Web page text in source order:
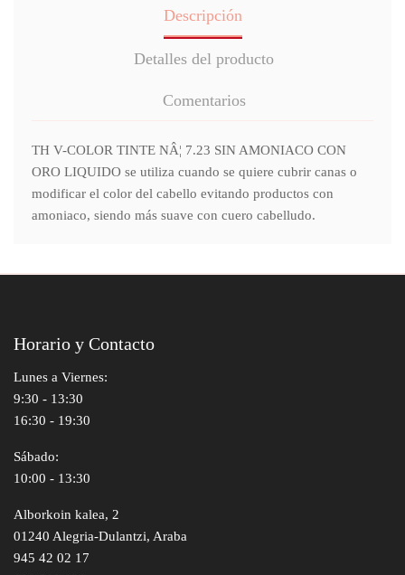
Descripción
Detalles del producto
Comentarios
TH V-COLOR TINTE NÂ¦ 7.23 SIN AMONIACO CON
ORO LIQUIDO se utiliza cuando se quiere cubrir canas o
modificar el color del cabello evitando productos con
amoniaco, siendo más suave con cuero cabelludo.
Horario y Contacto
Lunes a Viernes:
9:30 - 13:30
16:30 - 19:30
Sábado:
10:00 - 13:30
Alborkoin kalea, 2
01240 Alegria-Dulantzi, Araba
945 42 02 17